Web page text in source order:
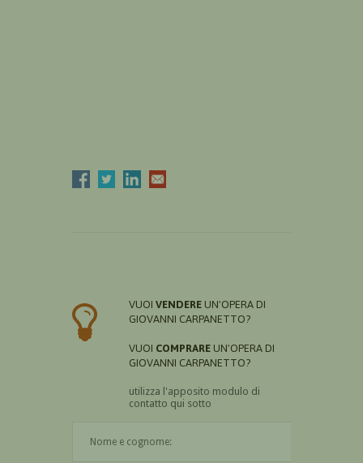
VUOI VENDERE UN'OPERA DI
GIOVANNI CARPANETTO?
VUOI COMPRARE UN'OPERA DI
GIOVANNI CARPANETTO?
utilizza l'apposito modulo di
contatto qui sotto